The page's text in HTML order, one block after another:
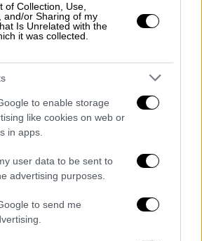
of Collection, Use,
and/or Sharing of my
Is Unrelated with the
it was collected.
to enable storage
like cookies on web or
in apps.
user data to be sent to
advertising purposes.
to send me
όλα...
Beg, ο νεαρός κυβερνήτης
ότι είχε δει αρκετά
κατέταξε τον καφέ πλάι στο
και επικαλούμενος
διέταξε την
καφενείων της Μέκκας! Το
αποδείχθηκε βραχύβιο.
της αμφιβολίας είχε
προσπάθειες